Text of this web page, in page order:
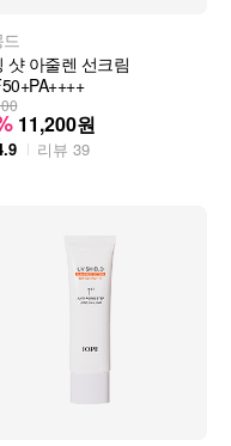
드
샷 아줄렌 선크림
11,200원
리뷰 39